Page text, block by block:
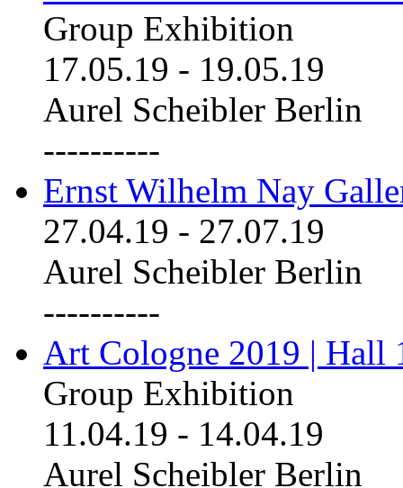
Group Exhibition
17.05.19 - 19.05.19
Aurel Scheibler Berlin
----------
Ernst Wilhelm Nay
27.04.19 - 27.07.19
Aurel Scheibler Berlin
----------
Art Cologne 2019 | Hall
Group Exhibition
11.04.19 - 14.04.19
Aurel Scheibler Berlin